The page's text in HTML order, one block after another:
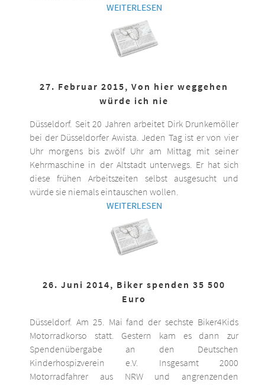
WEITERLESEN
27. Februar 2015, Von hier weggehen
würde ich nie
Düsseldorf. Seit 20 Jahren arbeitet Dirk Drunkemöller
bei der Düsseldorfer Awista. Jeden Tag ist er von vier
Uhr morgens bis zwölf Uhr am Mittag mit seiner
Kehrmaschine in der Altstadt unterwegs. Er hat sich
diese frühen Arbeitszeiten selbst ausgesucht und
würde sie niemals eintauschen wollen.
WEITERLESEN
26. Juni 2014, Biker spenden 35 500
Euro
Düsseldorf. Am 25. Mai fand der sechste Biker4Kids
Motorradkorso statt. Gestern kam es dann zur
Spendenübergabe an den Deutschen
Kinderhospizverein e.V. Insgesamt 2000
Motorradfahrer aus NRW und angrenzenden